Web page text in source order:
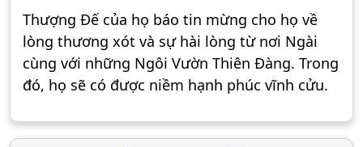
Thượng Đế của họ báo tin mừng cho họ về
lòng thương xót và sự hài lòng từ nơi Ngài
cùng với những Ngôi Vườn Thiên Đàng. Trong
đó, họ sẽ có được niềm hạnh phúc vĩnh cửu.